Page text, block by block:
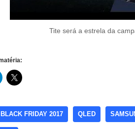
Tite será a estrela da
BLACK FRIDAY 2017 QLED